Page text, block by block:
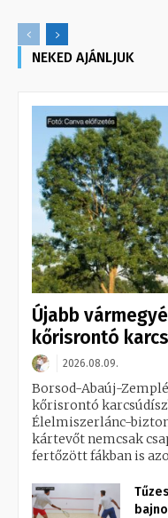
NEKED AJÁNLJUK
Újabb
kőrisrontó
2026.08.09.
Borsod-Abaúj-
kőrisrontó
Élelmiszerlánc-
kártevőt nemcsak
fertőzött fákban is